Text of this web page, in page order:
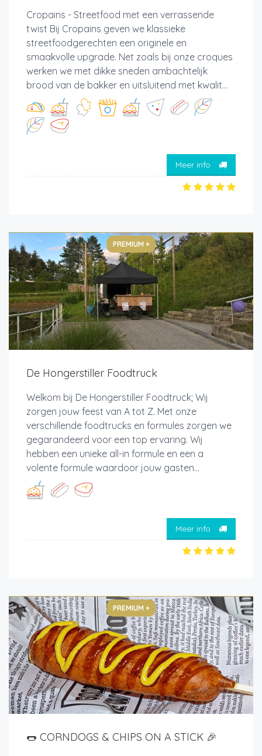
Cropains - Streetfood met een verrassende
twist Bij Cropains geven we klassieke
streetfoodgerechten een originele en
smaakvolle upgrade. Net zoals bij onze croques
werken we met dikke sneden ambachtelijk
brood van de bakker en uitsluitend met kwalit...
Meer info
PREMIUM +
De Hongerstiller Foodtruck
Welkom bij De Hongerstiller Foodtruck; Wij
zorgen jouw feest van A tot Z. Met onze
verschillende foodtrucks en formules zorgen we
gegarandeerd voor een top ervaring. Wij
hebben een unieke all-in formule en een a
volente formule waardoor jouw gasten...
Meer info
PREMIUM +
🌭 CORNDOGS & CHIPS ON A STICK 🎉